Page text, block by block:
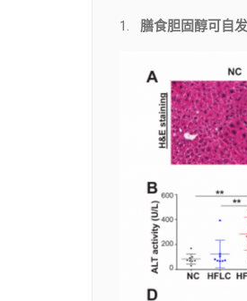
1. 膳食胆固醇可自